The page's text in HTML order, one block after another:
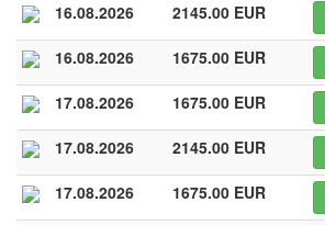
16.08.2026 2145.00 EUR
16.08.2026 1675.00 EUR
17.08.2026 1675.00 EUR
17.08.2026 2145.00 EUR
17.08.2026 1675.00 EUR